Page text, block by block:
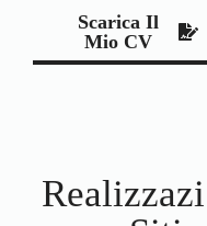
Scarica Il
Mio CV
Realizzazi